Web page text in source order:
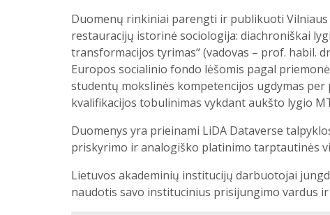
Duomenų rinkiniai parengti ir publikuoti
restauracijų istorinė sociologija: diachroniškai
transformacijos tyrimas“ (vadovas – prof. habil.
Europos socialinio fondo lėšomis pagal
studentų mokslinės kompetencijos ugdymas
kvalifikacijos tobulinimas vykdant aukšto lygio
Duomenys yra prieinami LiDA Dataverse
priskyrimo ir analogiško platinimo tarptautinės
Lietuvos akademinių institucijų darbuotojai
naudotis savo institucinius prisijungimo vardus